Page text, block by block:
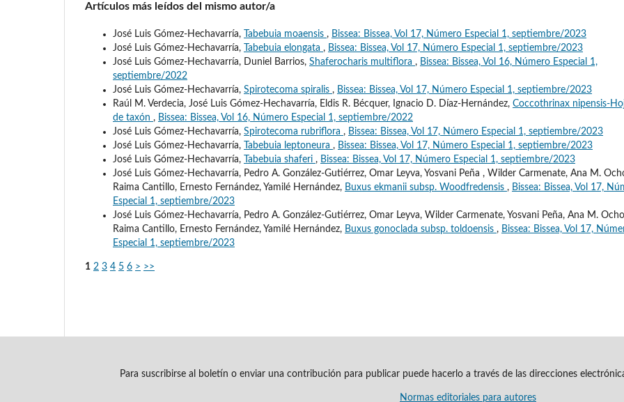
Artículos más leídos del mismo autor/a
José Luis Gómez-Hechavarría, Tabebuia moaensis , Bissea: Bissea, Vol 17, Número Especial 1, septiembre/2023
José Luis Gómez-Hechavarría,
Tabebuia elongata , Bissea: Bissea, Vol 17, Número Especial 1, septiembre/2023
José Luis Gómez-Hechavarría, Duniel Barrios, Shaferocharis multiflora , Bissea: Bissea, Vol 16, Número Especial 1,
septiembre/2022
José Luis Gómez-Hechavarría, Spirotecoma spiralis , Bissea: Bissea, Vol 17, Número Especial 1, septiembre/2023
Raúl M. Verdecia, José Luis Gómez-Hechavarría, Eldis R. Bécquer, Ignacio D. Díaz-Hernández, Coccothrinax nipensis-
de taxón , Bissea: Bissea, Vol 16, Número Especial 1, septiembre/2022
José Luis Gómez-Hechavarría, Spirotecoma rubriflora , Bissea: Bissea, Vol 17, Número Especial 1, septiembre/2023
José Luis Gómez-Hechavarría,
Tabebuia leptoneura , Bissea: Bissea, Vol 17, Número Especial 1, septiembre/2023
José Luis Gómez-Hechavarría,
Tabebuia shaferi , Bissea: Bissea, Vol 17, Número Especial 1, septiembre/2023
José Luis Gómez-Hechavarría, Pedro A. González-Gutiérrez, Omar Leyva, Yosvani Peña , Wilder Carmenate, Ana M.
Raima Cantillo, Ernesto Fernández, Yamilé Hernández, Buxus ekmanii subsp. Woodfredensis , Bissea: Bissea, Vol 17,
Especial 1, septiembre/2023
José Luis Gómez-Hechavarría, Pedro A. González-Gutiérrez, Omar Leyva, Wilder Carmenate, Yosvani Peña, Ana M.
Raima Cantillo, Ernesto Fernández, Yamilé Hernández, Buxus gonoclada subsp. toldoensis , Bissea: Bissea, Vol 17,
Especial 1, septiembre/2023
1 2 3 4 5 6 > >>
Para suscribirse al boletín o enviar una contribución para publicar puede hacerlo a través de las direcciones
Normas editoriales para autores